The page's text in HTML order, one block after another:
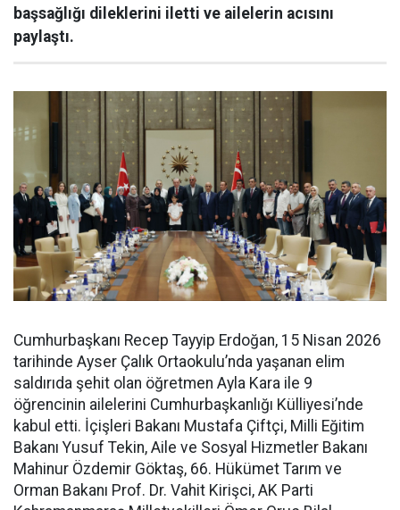
başsağlığı dileklerini iletti ve ailelerin acısını
paylaştı.
Cumhurbaşkanı Recep Tayyip Erdoğan, 15 Nisan 2026
tarihinde Ayser Çalık Ortaokulu’nda yaşanan elim
saldırıda şehit olan öğretmen Ayla Kara ile 9
öğrencinin ailelerini Cumhurbaşkanlığı Külliyesi’nde
kabul etti. İçişleri Bakanı Mustafa Çiftçi, Milli Eğitim
Bakanı Yusuf Tekin, Aile ve Sosyal Hizmetler Bakanı
Mahinur Özdemir Göktaş, 66. Hükümet Tarım ve
Orman Bakanı Prof. Dr. Vahit Kirişci, AK Parti